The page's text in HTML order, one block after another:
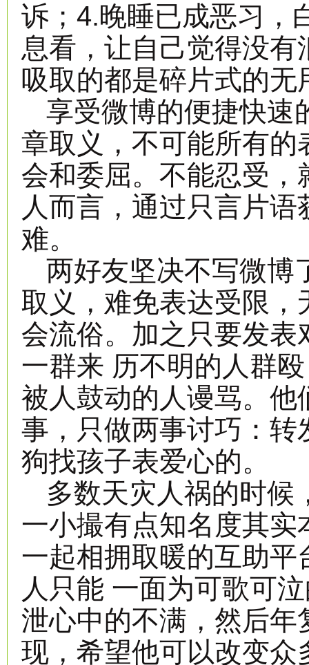
诉；4.晚睡已成恶习，
息看，让自己觉得没
吸取的都是碎片式的无
享受微博的便捷快速
章取义，不可能所有
会和委屈。不能忍受
人而言，通过只言片
难。
两好友坚决不写微博
取义，难免表达受限
会流俗。加之只要发
一群来 历不明的人群
被人鼓动的人谩骂。
事，只做两事讨巧：
狗找孩子表爱心的。
多数天灾人祸的时候
一小撮有点知名度其
一起相拥取暖的互助
人只能 一面为可歌可
泄心中的不满，然后
现，希望他可以改变